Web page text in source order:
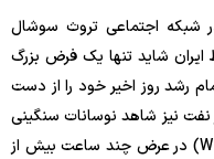
شبکه اجتماعی تروث سوشال
شاید تنها یک فرض بزرگ
رشد روز اخیر خود را از دست
بازگشت. بازار نفت نیز شاهد نوسانات سنگینی
بود و نفت خام وست تگزاس اینترمدیت (WTI) در عرض چند ساعت بیش از